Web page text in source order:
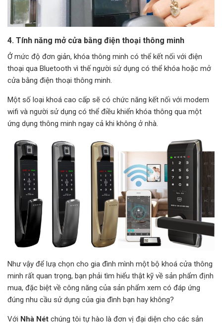
4. Tính năng mở cửa bằng điện thoại thông minh
Ở mức độ đơn giản, khóa thông minh có thể kết nối với điện
thoại qua Bluetooth vì thế người sử dụng có thể khóa hoặc mở
cửa bằng điện thoại thông minh.
Một số loại khoá cao cấp sẽ có chức năng kết nối với modem
wifi và người sử dụng có thể điều khiển khóa thông qua một
ứng dụng thông minh ngay cả khi không ở nhà.
Như vậy để lưạ chọn cho gia đình mình một bộ khoá cửa thông
minh rất quan trọng, bạn phải tìm hiểu thật kỹ về sản phẩm định
mua, đặc biệt về công năng của sản phẩm xem có đáp ứng
đúng nhu cầu sử dụng của gia đình bạn hay không?
Với Nhà Nét chúng tôi tự hào là đơn vị đại diện cho các sản